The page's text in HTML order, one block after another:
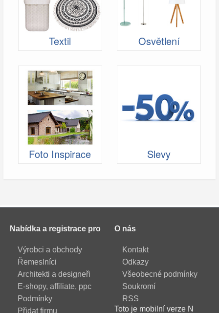
Textil Osvětlení
Foto Inspirace Slevy
Nabídka a registrace pro
Výrobci a obchody
Řemeslníci
Architekti a designeři
E-shopy, affiliate, ppc
Podmínky
Přidat firmu
O nás
Kontakt
Odkazy
Všeobecné podmínky
Soukromí
RSS
Toto je mobilní verze N